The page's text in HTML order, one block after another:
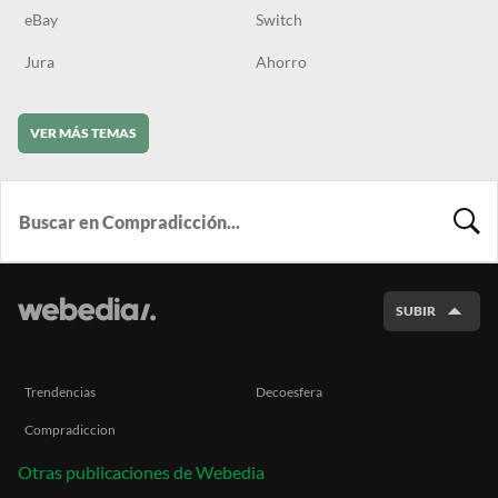
eBay Switch
Jura Ahorro
VER MÁS TEMAS
SUBIR
Trendencias Decoesfera
Compradiccion
Otras publicaciones de Webedia